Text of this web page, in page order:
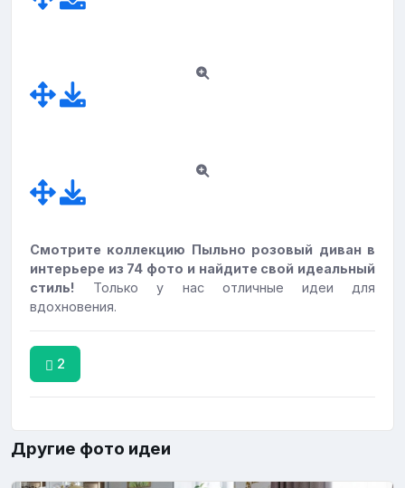
Смотрите коллекцию Пыльно розовый диван в
интерьере из 74 фото и найдите свой идеальный
стиль!
Только у нас отличные идеи для
вдохновения.
2
Другие фото идеи